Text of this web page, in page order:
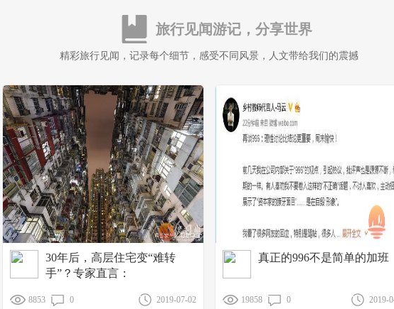
旅行见闻游记，分享世界
精彩旅行见闻，记录每个细节，感受不同风景，人文带给我们的震撼
30年后，高层住宅变“难转
手”？专家直言：
8853 0 2019-07-02
真正的996不是简单的加班
19858 0 2019-